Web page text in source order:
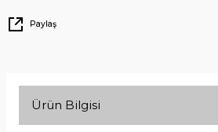
Paylaş
Ürün Bilgisi